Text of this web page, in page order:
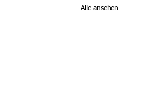
Alle ansehen